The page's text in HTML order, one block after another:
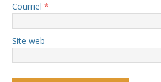
Courriel *
Site web